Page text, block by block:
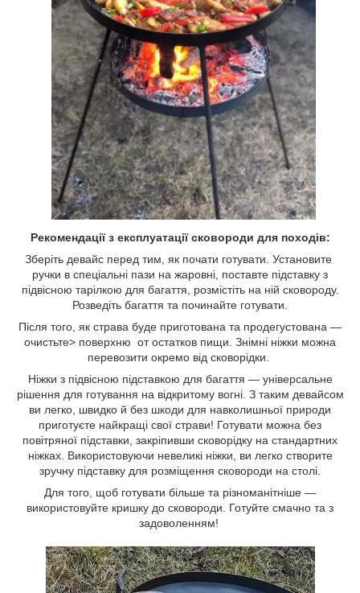
Рекомендації з експлуатаціїсковороди для походів:
Зберіть девайс перед тим, як почати готувати. Установите
ручки в спеціальні пази на жаровні, поставте підставку з
підвісною тарілкою для багаття, розмістіть на ній сковороду.
Розведіть багаття та починайте готувати.
Після того, як страва буде приготована та продегустована —
очистьте> поверхню от остатков пищи. Знімні ніжки можна
перевозити окремо від сковорідки.
Ніжки з підвісною підставкою для багаття — універсальне
рішення для готування на відкритому вогні. З таким девайсом
ви легко, швидко й без шкоди для навколишньої природи
приготуєте найкращі свої страви! Готувати можна без
повітряної підставки, закріпивши сковорідку на стандартних
ніжках. Використовуючи невеликі ніжки, ви легко створите
зручну підставку для розміщення сковороди на столі.
Для того, щоб готувати більше та різноманітніше —
використовуйте кришку до сковороди. Готуйте смачно та з
задоволенням!